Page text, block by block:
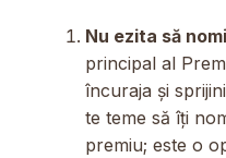
Nu ezita să
principal al
încuraja și
te teme să îți
premiu; este o